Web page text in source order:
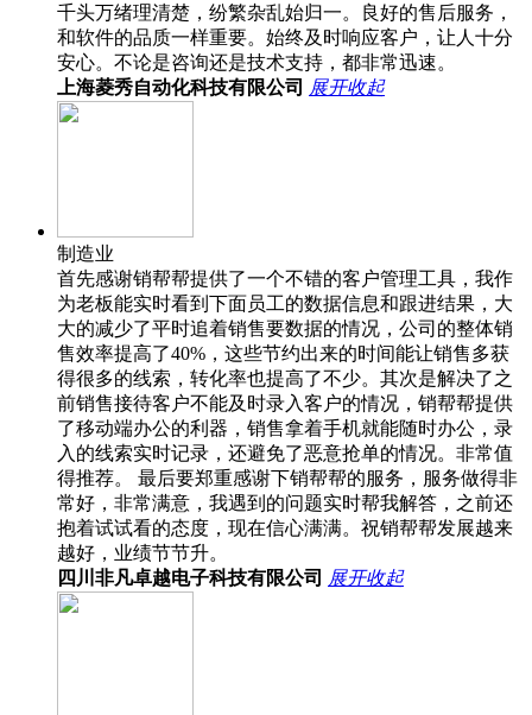
千头万绪理清楚，纷繁杂乱始归一。良好的售后服务，
和软件的品质一样重要。始终及时响应客户，让人十分
安心。不论是咨询还是技术支持，都非常迅速。
上海菱秀自动化科技有限公司 展开收起
制造业
首先感谢销帮帮提供了一个不错的客户管理工具，我作
为老板能实时看到下面员工的数据信息和跟进结果，大
大的减少了平时追着销售要数据的情况，公司的整体销
售效率提高了40%，这些节约出来的时间能让销售多获
得很多的线索，转化率也提高了不少。其次是解决了之
前销售接待客户不能及时录入客户的情况，销帮帮提供
了移动端办公的利器，销售拿着手机就能随时办公，录
入的线索实时记录，还避免了恶意抢单的情况。非常值
得推荐。 最后要郑重感谢下销帮帮的服务，服务做得非
常好，非常满意，我遇到的问题实时帮我解答，之前还
抱着试试看的态度，现在信心满满。祝销帮帮发展越来
越好，业绩节节升。
四川非凡卓越电子科技有限公司 展开收起